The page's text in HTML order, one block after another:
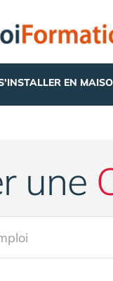
EN
une